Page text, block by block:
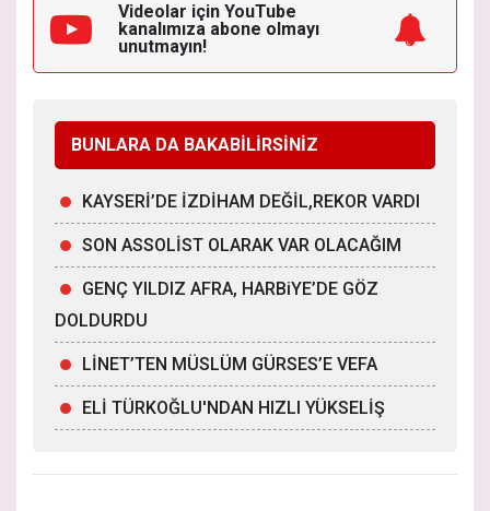
Videolar için YouTube
kanalımıza abone olmayı
unutmayın!
BUNLARA DA BAKABİLİRSİNİZ
KAYSERİ’DE İZDİHAM DEĞİL,REKOR VARDI
SON ASSOLİST OLARAK VAR OLACAĞIM
GENÇ YILDIZ AFRA, HARBiYE’DE GÖZ
DOLDURDU
LİNET’TEN MÜSLÜM GÜRSES’E VEFA
ELİ TÜRKOĞLU'NDAN HIZLI YÜKSELİŞ